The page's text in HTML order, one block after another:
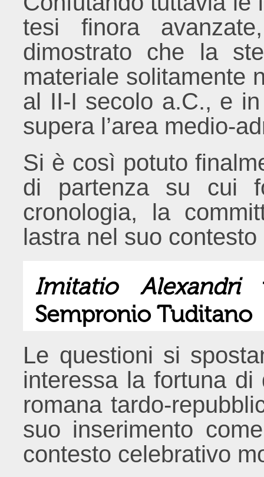
tesi finora
dimostrato che la
materiale solitamente
al II-I secolo a.C., e
supera l’area medio-
Si è così potuto
di partenza su cui
cronologia, la
lastra nel suo
Imitatio Alexandri
Sempronio Tuditano
Le questioni si
interessa la fortuna
romana tardo-
suo inserimento
contesto celebrativo